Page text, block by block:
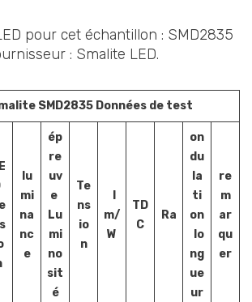
pour cet échantillon : SMD2835
: Smalite LED.
SMD2835 Données de test
lu
mi
na
nc
e
ép
re
uv
e
Lu
mi
no
sit
é
Te
ns
io
n
m/
W
TD
C
Ra
on
du
la
ti
on
lo
ng
ue
ur
re
m
ar
qu
er